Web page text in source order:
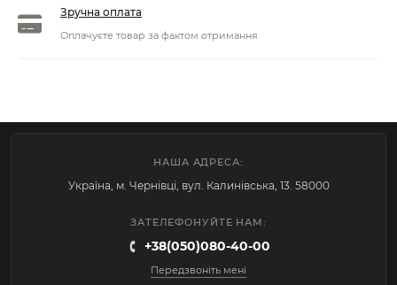
Зручна оплата
Оплачуєте товар за фактом отримання
НАША АДРЕСА:
Україна, м. Чернівці, вул. Калинівська, 13. 58000
ЗАТЕЛЕФОНУЙТЕ НАМ:
+38(050)080-40-00
Передзвоніть мені